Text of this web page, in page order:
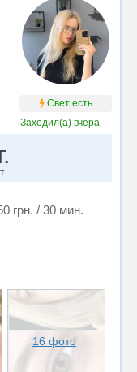
Свет есть
Заходил(а) вчера
грн. / 30 мин.
16 фото